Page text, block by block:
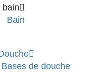
bain
Bain
Bases de douche